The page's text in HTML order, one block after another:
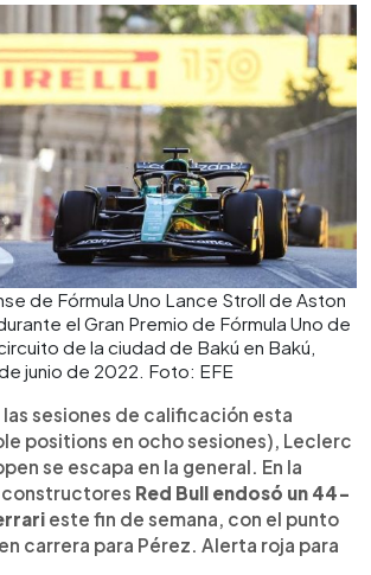
de Fórmula Uno Lance Stroll de Aston
el Gran Premio de Fórmula Uno de
de la ciudad de Bakú en Bakú,
junio de 2022. Foto: EFE
sesiones de calificación esta
positions en ocho sesiones), Leclerc
se escapa en la general. En la
Red Bull endosó un 44-
este fin de semana, con el punto
carrera para Pérez. Alerta roja para